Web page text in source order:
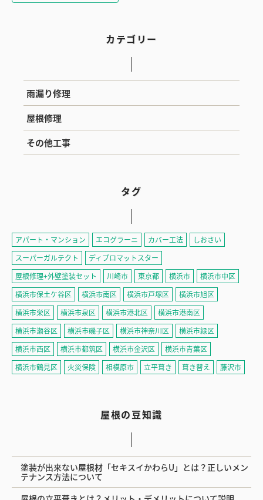
カテゴリー
雨漏り修理
屋根修理
その他工事
タグ
アパート・マンション エコグラーニ カバー工法
しおさい
スーパーガルテクト
ディプロマットスター
屋根修理+外壁塗装セット
川崎市 東京都 横浜市
横浜市中区
横浜市保土ケ谷区
横浜市南区 横浜市戸塚区
横浜市旭区
横浜市栄区
横浜市泉区 横浜市港北区
横浜市港南区
横浜市瀬谷区
横浜市磯子区 横浜市神奈川区
横浜市緑区
横浜市西区
横浜市都筑区 横浜市金沢区
横浜市青葉区
横浜市鶴見区
火災保険 相模原市 立平葺き 葺き替え 藤沢市
屋根の豆知識
塗装が出来ない屋根材「セキスイかわらU」とは？正しいメン
テナンス方法について